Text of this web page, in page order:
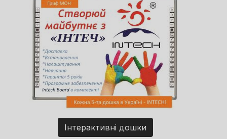
Інтерактивні дошки